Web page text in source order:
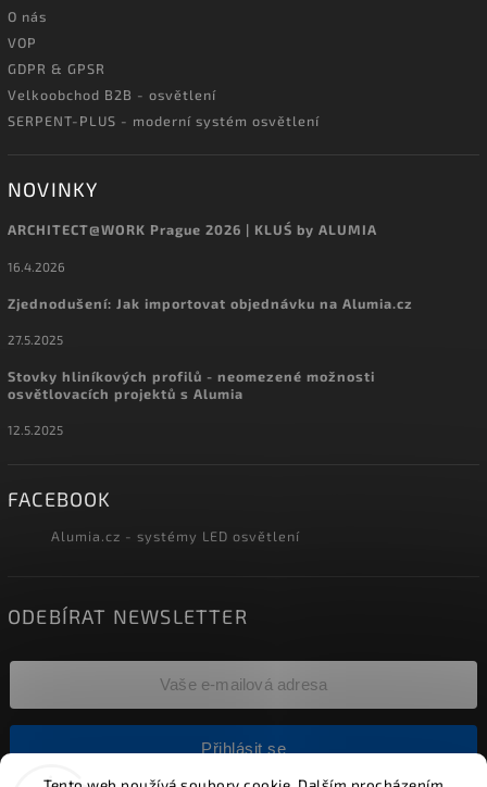
O nás
VOP
GDPR & GPSR
Velkoobchod B2B - osvětlení
SERPENT-PLUS - moderní systém osvětlení
NOVINKY
ARCHITECT@WORK Prague 2026 | KLUŚ by ALUMIA
16.4.2026
Zjednodušení: Jak importovat objednávku na Alumia.cz
27.5.2025
Stovky hliníkových profilů - neomezené možnosti
osvětlovacích projektů s Alumia
12.5.2025
FACEBOOK
Alumia.cz - systémy LED osvětlení
ODEBÍRAT NEWSLETTER
Přihlásit se